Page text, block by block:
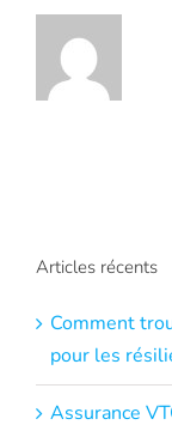
Articles récents
Comment
pour les
Assurance